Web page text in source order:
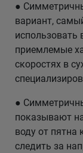
●
вариант,
использовать
приемлемые
скоростях в
●
показывают
воду от пятна
следить за
Талдыкорган
Тараз
Темиртау
Уральск
Усть-